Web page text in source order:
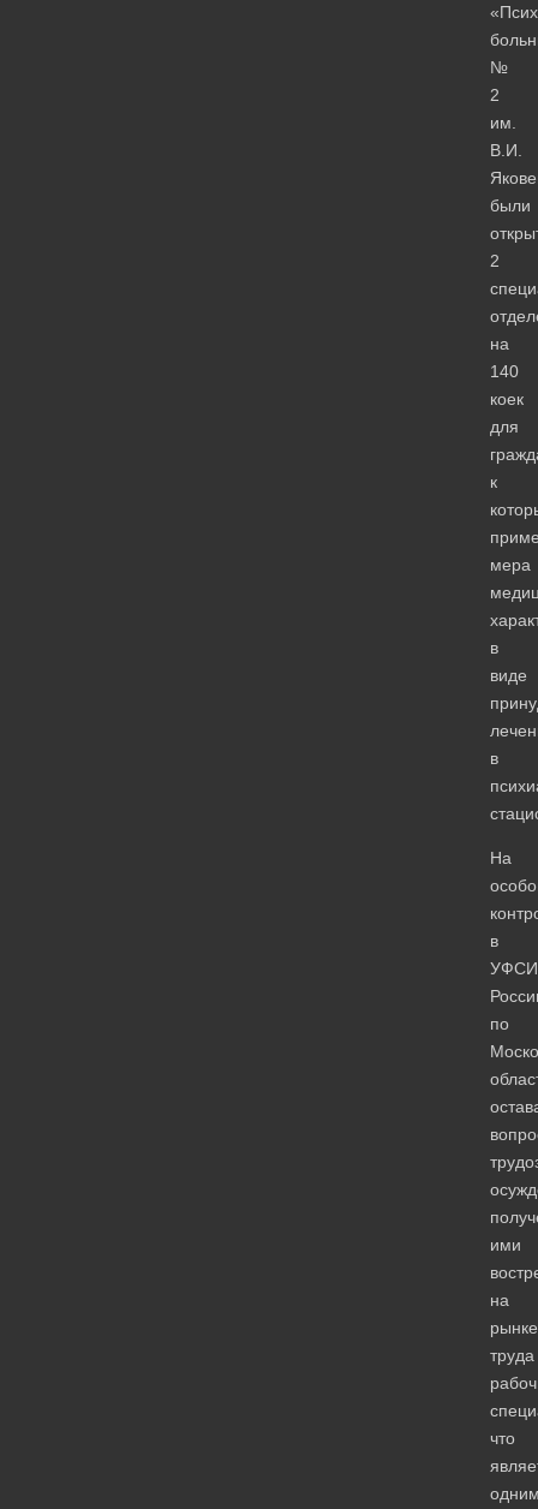
№
2
им.
В.И.
были
2
на
140
коек
для
к
мера
в
виде
в
На
в
по
ими
на
рынке
труда
что